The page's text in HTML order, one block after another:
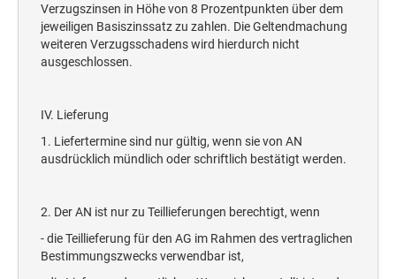
Verzugszinsen in Höhe von 8 Prozentpunkten über dem
jeweiligen Basiszinssatz zu zahlen. Die Geltendmachung
weiteren Verzugsschadens wird hierdurch nicht
ausgeschlossen.
IV. Lieferung
1. Liefertermine sind nur gültig, wenn sie von AN
ausdrücklich mündlich oder schriftlich bestätigt werden.
2. Der AN ist nur zu Teillieferungen berechtigt, wenn
- die Teillieferung für den AG im Rahmen des vertraglichen
Bestimmungszwecks verwendbar ist,